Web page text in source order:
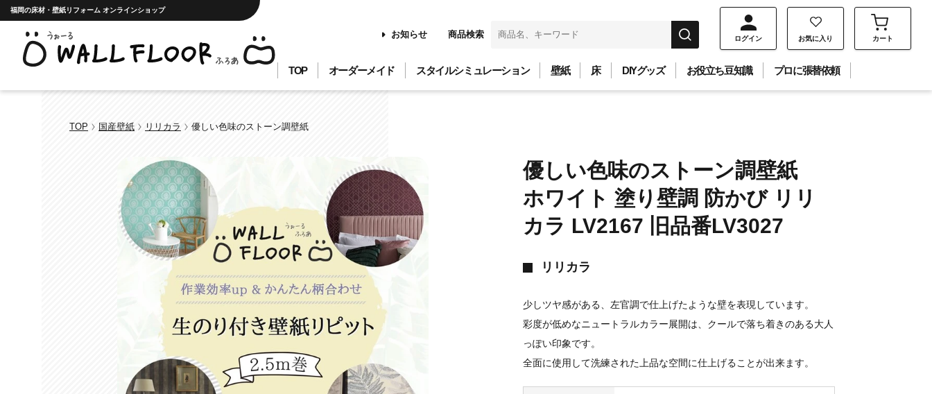
福岡の床材・壁紙リフォーム オンラインショップ
お知らせ 商品検索 ログイン お気に入り カート
TOP オーダーメイド スタイルシミュレーション 壁紙 床 DIYグッズ お役立ち豆知識 プロに張替依頼
TOP 国産壁紙 リリカラ 優しい色味のストーン調壁紙
優しい色味のストーン調壁紙
ホワイト 塗り壁調 防かび リリ
カラ LV2167 旧品番LV3027
リリカラ
少しツヤ感がある、左官調で仕上げたような壁を表現しています。
彩度が低めなニュートラルカラー展開は、クールで落ち着きのある大人
っぽい印象です。
全面に使用して洗練された上品な空間に仕上げることが出来ます。